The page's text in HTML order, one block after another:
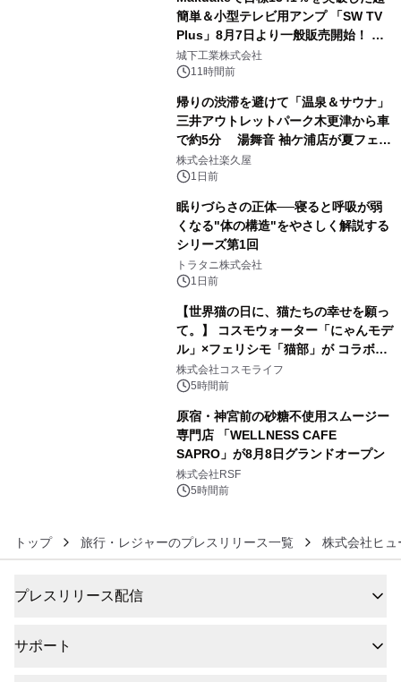
簡単＆小型テレビ用アンプ 「SW TV
Plus」8月7日より一般販売開始！ ケ
ーブル1本つなぐだけ、テレビの音が
ぐっと豊かに
城下工業株式会社
11時間前
帰りの渋滞を避けて「温泉＆サウナ」
三井アウトレットパーク木更津から車
で約5分 湯舞音 袖ケ浦店が夏フェア
メニューを提供
株式会社楽久屋
1日前
眠りづらさの正体──寝ると呼吸が弱
くなる"体の構造"をやさしく解説する
シリーズ第1回
トラタニ株式会社
1日前
【世界猫の日に、猫たちの幸せを願っ
て。】 コスモウォーター「にゃんモデ
ル」×フェリシモ「猫部」が コラボキ
ャンペーンを実施
株式会社コスモライフ
5時間前
原宿・神宮前の砂糖不使用スムージー
専門店 「WELLNESS CAFE
SAPRO」が8月8日グランドオープン
株式会社RSF
5時間前
トップ 旅行・レジャーのプレスリリース一覧 株式会社ヒ
プレスリリース配信
サポート